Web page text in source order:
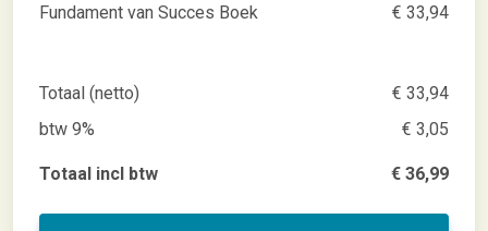
Fundament van Succes Boek € 33,94
Totaal (netto)
€ 33,94
btw 9%
€ 3,05
Totaal incl btw € 36,99